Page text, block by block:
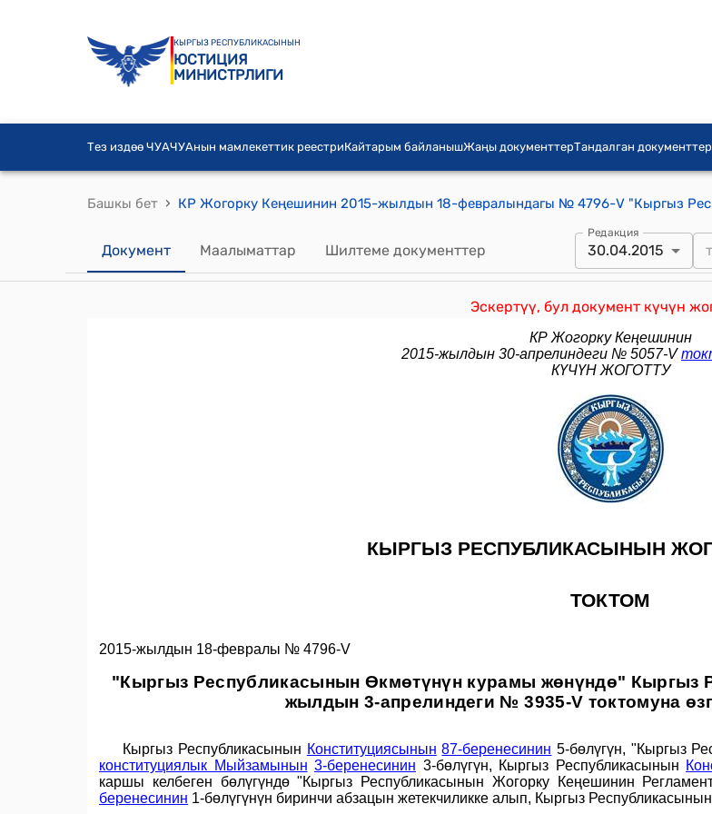
КЫРГЫЗ РЕСПУБЛИКАСЫНЫН
ЮСТИЦИЯ
МИНИСТРЛИГИ
Тез издөө ЧУАЧУАнын мамлекеттик реестриКайтарым байланышЖаңы документтерТандалган документтер
Башкы бет ›
Документ Маалыматтар Шилтеме документтер
Редакция
30.04.2015
Эскертүү, бул документ күчүн